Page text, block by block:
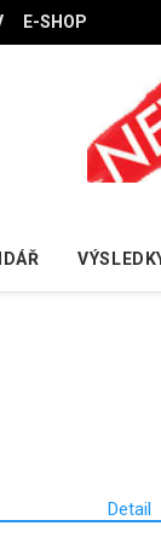
E-SHOP
Detail